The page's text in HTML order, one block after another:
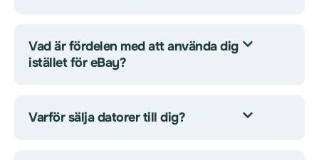
Vad är fördelen med att använda dig
istället för eBay?
Varför sälja datorer till dig?